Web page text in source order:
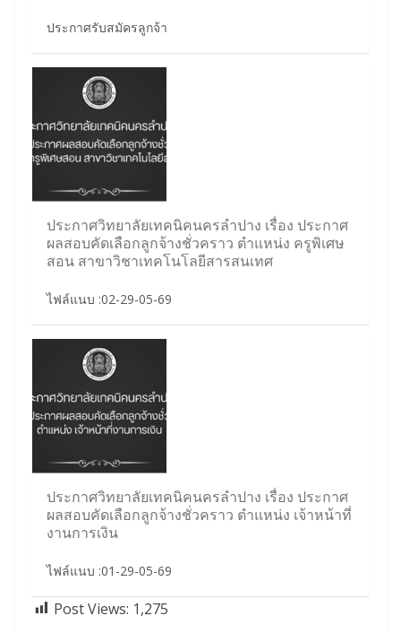
ประกาศรับสมัครลูกจ้า
ประกาศวิทยาลัยเทคนิคนครลำปาง เรื่อง ประกาศ
ผลสอบคัดเลือกลูกจ้างชั่วคราว ตำแหน่ง ครูพิเศษ
สอน สาขาวิชาเทคโนโลยีสารสนเทศ
ไฟล์แนบ :02-29-05-69
ประกาศวิทยาลัยเทคนิคนครลำปาง เรื่อง ประกาศ
ผลสอบคัดเลือกลูกจ้างชั่วคราว ตำแหน่ง เจ้าหน้าที่
งานการเงิน
ไฟล์แนบ :01-29-05-69
Post Views: 1,275